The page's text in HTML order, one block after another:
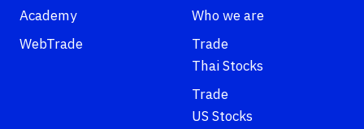
Academy
WebTrade
Who we are
Trade
Thai Stocks
Trade
US Stocks